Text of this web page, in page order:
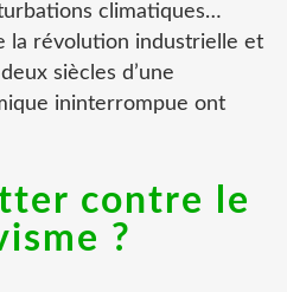
climatiques…
la révolution industrielle et
siècles d’une
ininterrompue ont
contre le
?